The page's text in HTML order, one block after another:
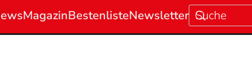
MagazinBestenlisteNewsletter